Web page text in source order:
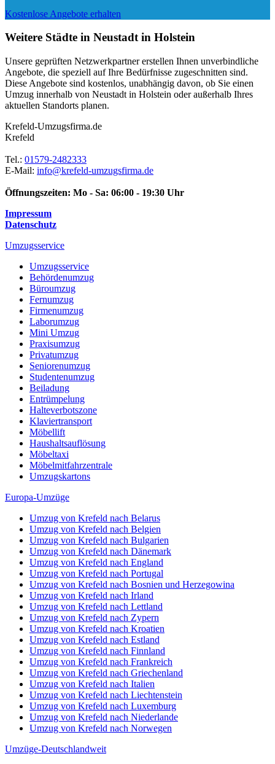
Kostenlose Angebote erhalten
Weitere Städte in Neustadt in Holstein
Unsere geprüften Netzwerkpartner erstellen Ihnen unverbindliche
Angebote, die speziell auf Ihre Bedürfnisse zugeschnitten sind.
Diese Angebote sind kostenlos, unabhängig davon, ob Sie einen
Umzug innerhalb von Neustadt in Holstein oder außerhalb Ihres
aktuellen Standorts planen.
Krefeld-Umzugsfirma.de
Krefeld
Tel.: 01579-2482333
E-Mail: info@krefeld-umzugsfirma.de
Öffnungszeiten: Mo - Sa: 06:00 - 19:30 Uhr
Impressum
Datenschutz
Umzugsservice
Umzugsservice
Behördenumzug
Büroumzug
Fernumzug
Firmenumzug
Laborumzug
Mini Umzug
Praxisumzug
Privatumzug
Seniorenumzug
Studentenumzug
Beiladung
Entrümpelung
Halteverbotszone
Klaviertransport
Möbellift
Haushaltsauflösung
Möbeltaxi
Möbelmitfahrzentrale
Umzugskartons
Europa-Umzüge
Umzug von Krefeld nach Belarus
Umzug von Krefeld nach Belgien
Umzug von Krefeld nach Bulgarien
Umzug von Krefeld nach Dänemark
Umzug von Krefeld nach England
Umzug von Krefeld nach Portugal
Umzug von Krefeld nach Bosnien und Herzegowina
Umzug von Krefeld nach Irland
Umzug von Krefeld nach Lettland
Umzug von Krefeld nach Zypern
Umzug von Krefeld nach Kroatien
Umzug von Krefeld nach Estland
Umzug von Krefeld nach Finnland
Umzug von Krefeld nach Frankreich
Umzug von Krefeld nach Griechenland
Umzug von Krefeld nach Italien
Umzug von Krefeld nach Liechtenstein
Umzug von Krefeld nach Luxemburg
Umzug von Krefeld nach Niederlande
Umzug von Krefeld nach Norwegen
Umzüge-Deutschlandweit